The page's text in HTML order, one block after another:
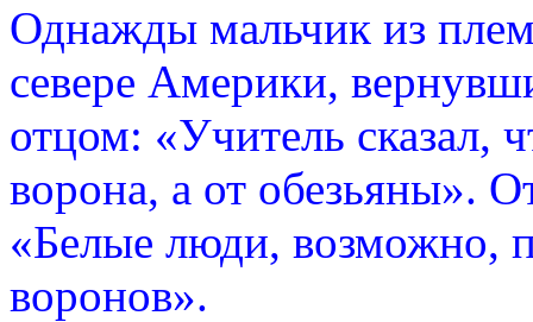
Однажды мальчик из
севере Америки,
отцом: «Учитель сказал,
ворона, а от обезьяны».
«Белые люди, возможно,
воронов».